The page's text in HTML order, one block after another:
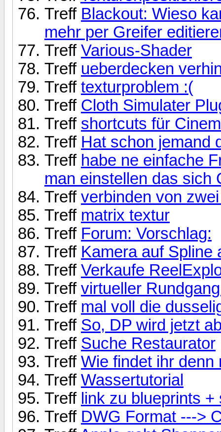
Treff Blackout: Wieso
mehr per Greifer
Treff Various-Shader
Treff ueberdecken
Treff texturproblem :(
Treff Cloth Simulater
Treff shortcuts für
Treff Hat schon jemand
Treff habe ne einfache
man einstellen das sich
Treff verbinden von
Treff matrix textur
Treff Forum: Vorschlag:
Treff Kamera auf Spline
Treff Verkaufe
Treff virtueller
Treff mal voll die
Treff So, DP wird jetzt
Treff Suche Restaurator
Treff Wie findet ihr denn
Treff Wassertutorial
Treff link zu blueprints
Treff DWG Format --->